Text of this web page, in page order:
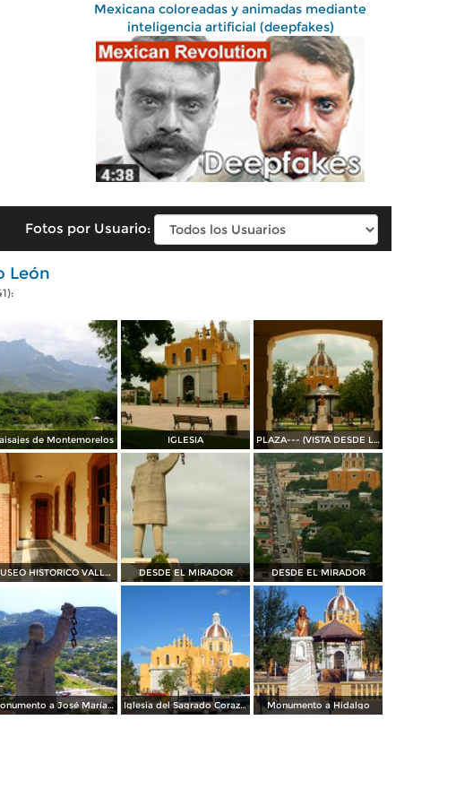
Mexicana coloreadas y animadas mediante
inteligencia artificial (deepfakes)
Fotos por Usuario:
León
de Montemorelos IGLESIA PLAZA--- (VISTA DESDE LA PRESIDENCIA MUNICIPAL)
MUSEO HISTORICO VALLE DEL PILON Y CASA DE LA CULTURA DESDE EL MIRADOR DESDE EL MIRADOR
Monumento a José María Morelos y Pavón Iglesia del Sagrado Corazón Monumento a Hidalgo